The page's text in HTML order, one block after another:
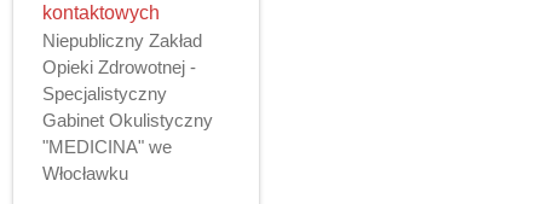
kontaktowych
Niepubliczny Zakład
Opieki Zdrowotnej -
Specjalistyczny
Gabinet Okulistyczny
"MEDICINA" we
Włocławku